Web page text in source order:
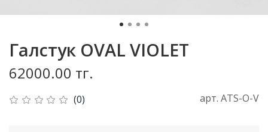
(0) арт. ATS-O-V
Галстук OVAL VIOLET
62000.00 тг.